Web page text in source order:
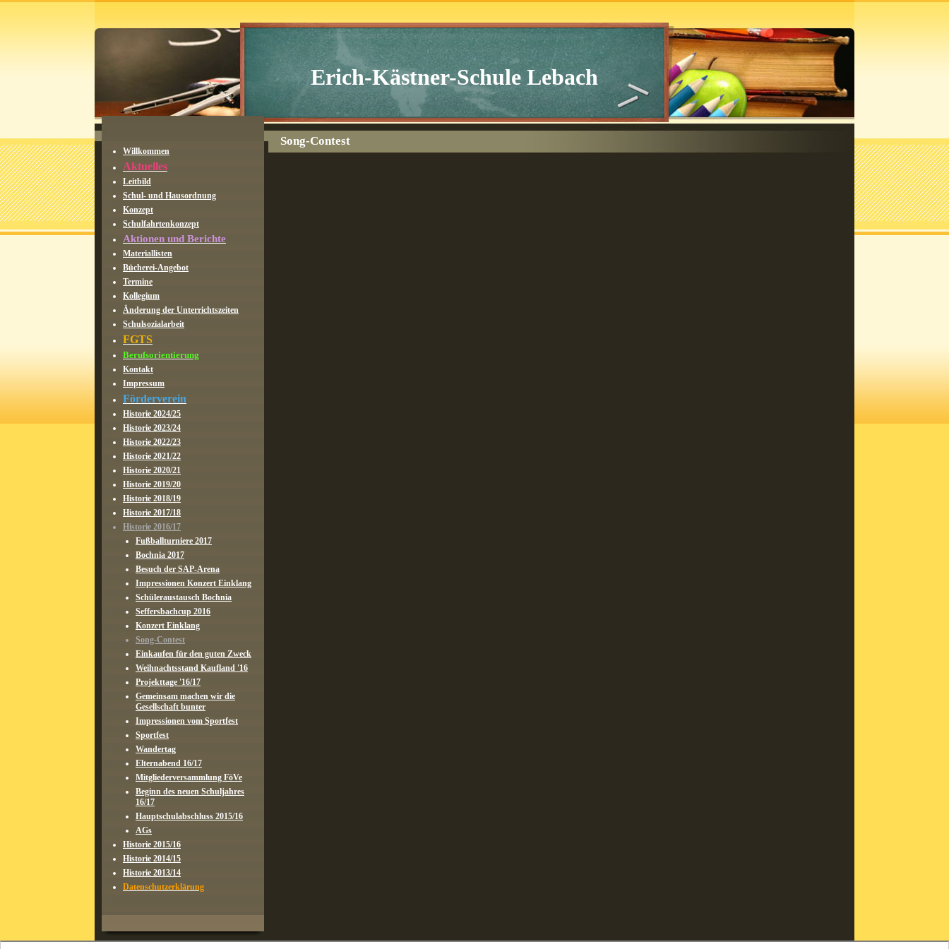
Erich-Kästner-Schule Lebach
Willkommen
Aktuelles
Leitbild
Schul- und Hausordnung
Konzept
Schulfahrtenkonzept
Aktionen und Berichte
Materiallisten
Bücherei-Angebot
Termine
Kollegium
Änderung der Unterrichtszeiten
Schulsozialarbeit
FGTS
Berufsorientierung
Kontakt
Impressum
Förderverein
Historie 2024/25
Historie 2023/24
Historie 2022/23
Historie 2021/22
Historie 2020/21
Historie 2019/20
Historie 2018/19
Historie 2017/18
Historie 2016/17
Fußballturniere 2017
Bochnia 2017
Besuch der SAP-Arena
Impressionen Konzert Einklang
Schüleraustausch Bochnia
Seffersbachcup 2016
Konzert Einklang
Song-Contest
Einkaufen für den guten Zweck
Weihnachtsstand Kaufland '16
Projekttage '16/17
Gemeinsam machen wir die
Gesellschaft bunter
Impressionen vom Sportfest
Sportfest
Wandertag
Elternabend 16/17
Mitgliederversammlung FöVe
Beginn des neuen Schuljahres
16/17
Hauptschulabschluss 2015/16
AGs
Historie 2015/16
Historie 2014/15
Historie 2013/14
Datenschutzerklärung
Song-Contest